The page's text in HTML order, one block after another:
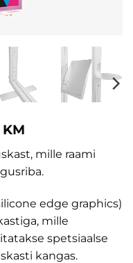
€
€
KM
mille raami
edge graphics)
mille
spetsiaalse
kangas.